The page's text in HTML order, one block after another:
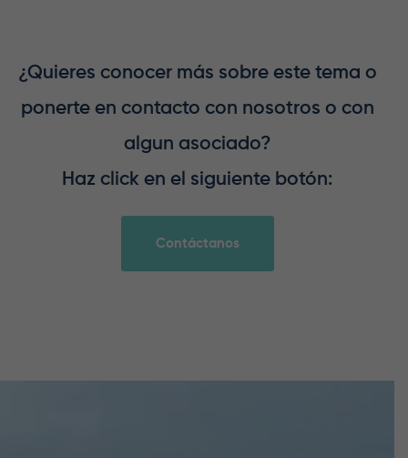
¿Quieres conocer más sobre este tema o
ponerte en contacto con nosotros o con
algun asociado?
Haz click en el siguiente botón:
Contáctanos